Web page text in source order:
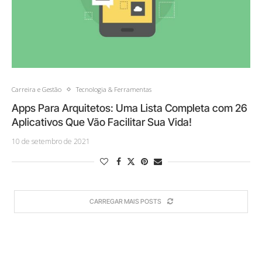
Carreira e Gestão Tecnologia & Ferramentas
Apps Para Arquitetos: Uma Lista Completa com 26
Aplicativos Que Vão Facilitar Sua Vida!
10 de setembro de 2021
CARREGAR MAIS POSTS